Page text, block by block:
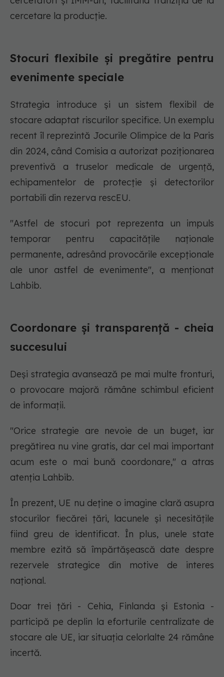
cercetare la producție.
Stocuri flexibile și pregătire pentru
evenimente speciale
Strategia introduce și un sistem flexibil de
stocare adaptat riscurilor specifice. Un exemplu
recent îl reprezintă Jocurile Olimpice de la Paris
din 2024, când Comisia a autorizat poziționarea
preventivă a truselor medicale de urgență,
echipamentelor de protecție și detectorilor
portabili din rezerva rescEU.
"Astfel de stocuri pot reprezenta un impuls
temporar pentru capacitățile naționale
permanente, adresând provocările excepționale
ale unor astfel de evenimente", a menționat
Lahbib.
Coordonare și transparență - cheia
succesului
Deși strategia avansează pe mai multe fronturi,
o provocare majoră rămâne schimbul eficient
de informații.
"Orice strategie are nevoie de un buget, iar
pregătirea nu vine gratis, dar cel mai important
acum este o mai bună coordonare," a atras
atenția Lahbib.
În prezent, UE nu deține o imagine clară asupra
stocurilor fiecărei țări, lacunele și necesitățile
fiind greu de identificat. În plus, unele state
membre ezită să împărtășească date despre
rezervele strategice din motive de interes
național.
Doar trei țări - Cehia, Finlanda și Estonia -
participă pe deplin la eforturile centralizate de
stocare ale UE, iar situația celorlalte 24 rămâne
incertă.